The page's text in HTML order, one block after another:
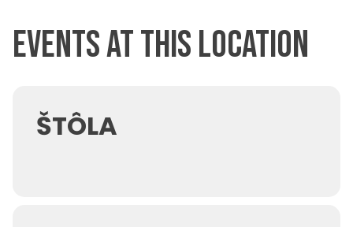
Events at this location
ŠTÔLA